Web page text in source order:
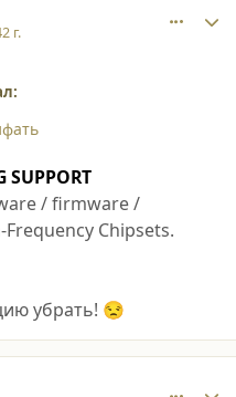
2 г.
SUPPORT
/ firmware /
Chipsets.
убрать! 😒